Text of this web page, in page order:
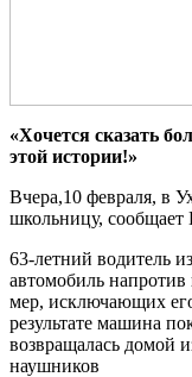
«Хочется сказать
этой истории!»
Вчера,10 февраля, в
школьницу,
63-летний водитель
автомобиль
мер, исключающих
результате машина
возвращалась домой
наушников